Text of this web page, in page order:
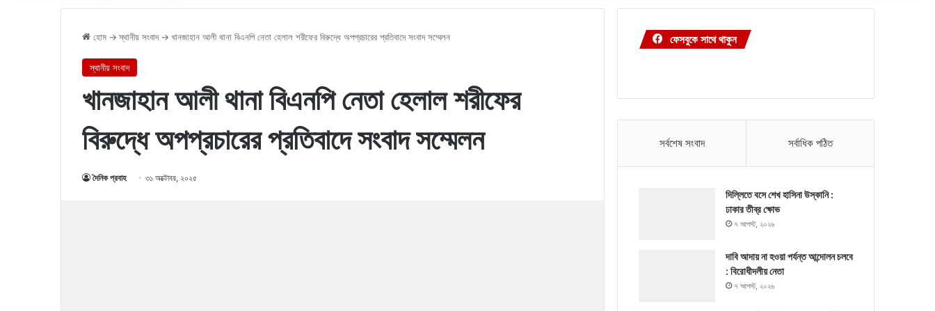
হোম → স্থানীয় সংবাদ → খানজাহান আলী থানা বিএনপি নেতা হেলাল শরীফের বিরুদ্ধে অপপ্রচারের প্রতিবাদে সংবাদ সম্মেলন
স্থানীয় সংবাদ
খানজাহান আলী থানা বিএনপি নেতা হেলাল শরীফের
বিরুদ্ধে অপপ্রচারের প্রতিবাদে সংবাদ সম্মেলন
দৈনিক প্রবাহ ৩১ অক্টোবর, ২০২৫
ফেসবুকে সাথে থাকুন
সর্বশেষ সংবাদ সর্বাধিক পঠিত
দিল্লিতে বসে শেখ হাসিনা উস্কানি :
ঢাকার তীব্র ক্ষোভ
৭ আগস্ট, ২০২৬
দাবি আদায় না হওয়া পর্যন্ত আন্দোলন চলবে
: বিরোধীদলীয় নেতা
৭ আগস্ট, ২০২৬